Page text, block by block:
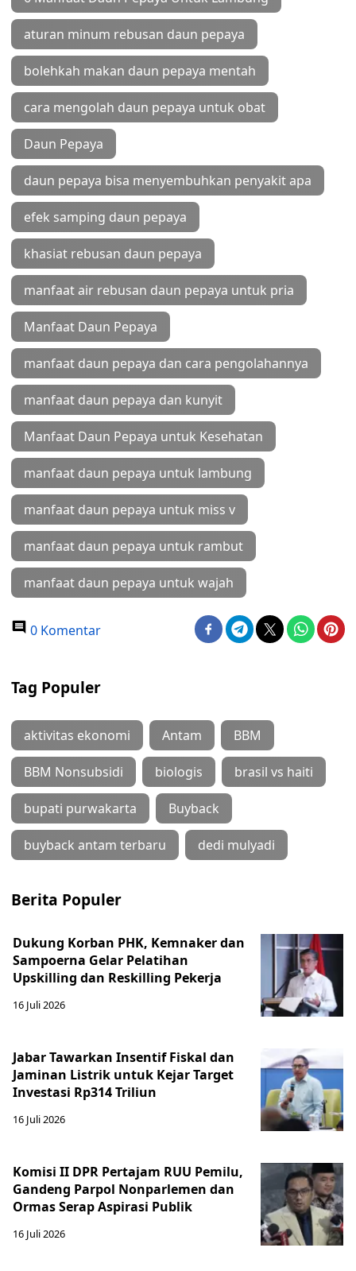
aturan minum rebusan daun pepaya
bolehkah makan daun pepaya mentah
cara mengolah daun pepaya untuk obat
Daun Pepaya
daun pepaya bisa menyembuhkan penyakit apa
efek samping daun pepaya
khasiat rebusan daun pepaya
manfaat air rebusan daun pepaya untuk pria
Manfaat Daun Pepaya
manfaat daun pepaya dan cara pengolahannya
manfaat daun pepaya dan kunyit
Manfaat Daun Pepaya untuk Kesehatan
manfaat daun pepaya untuk lambung
manfaat daun pepaya untuk miss v
manfaat daun pepaya untuk rambut
manfaat daun pepaya untuk wajah
0 Komentar
Tag Populer
aktivitas ekonomi Antam BBM
BBM Nonsubsidi biologis brasil vs haiti
bupati purwakarta Buyback
buyback antam terbaru dedi mulyadi
Berita Populer
Dukung Korban PHK, Kemnaker dan
Sampoerna Gelar Pelatihan
Upskilling dan Reskilling Pekerja
16 Juli 2026
Jabar Tawarkan Insentif Fiskal dan
Jaminan Listrik untuk Kejar Target
Investasi Rp314 Triliun
16 Juli 2026
Komisi II DPR Pertajam RUU Pemilu,
Gandeng Parpol Nonparlemen dan
Ormas Serap Aspirasi Publik
16 Juli 2026